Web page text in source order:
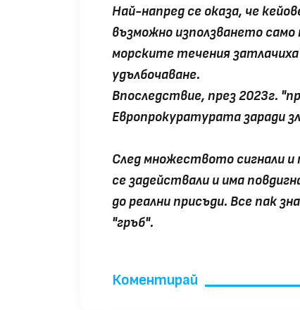
Най-напред се оказа, че
възможно използването
морските течения
удълбочаване.
Впоследствие, през 2023г.
Европрокуратурата заради
След множеството сигнали и
се задействали и има
до реални присъди. Все пак
"гръб".
Коментирай